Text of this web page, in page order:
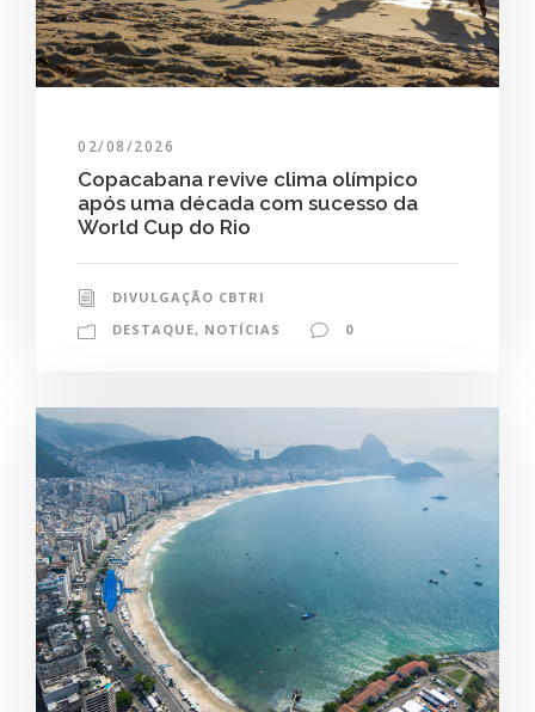
02/08/2026
Copacabana revive clima olímpico
após uma década com sucesso da
World Cup do Rio
DIVULGAÇÃO CBTRI
DESTAQUE, NOTÍCIAS 0